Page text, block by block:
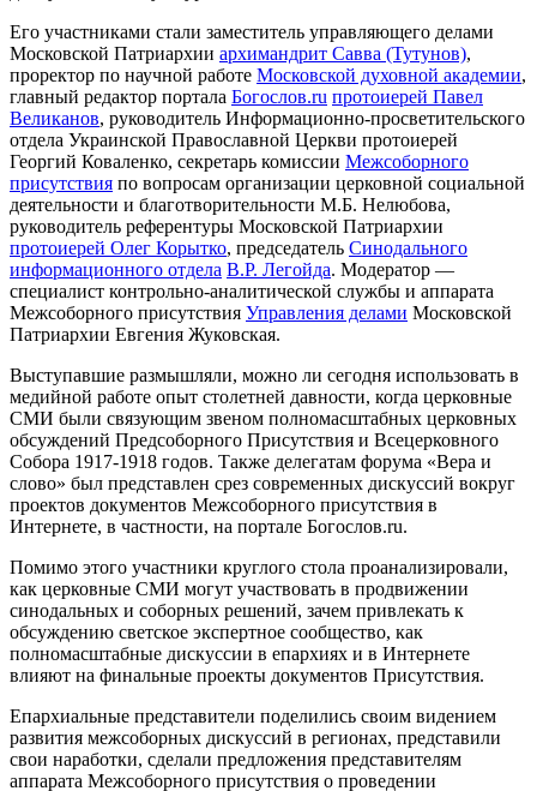
Его участниками стали заместитель управляющего делами
Московской Патриархии архимандрит Савва (Тутунов),
проректор по научной работе Московской духовной академии,
главный редактор портала Богослов.ru протоиерей Павел
Великанов, руководитель Информационно-просветительского
отдела Украинской Православной Церкви протоиерей
Георгий Коваленко, секретарь комиссии Межсоборного
присутствия по вопросам организации церковной социальной
деятельности и благотворительности М.Б. Нелюбова,
руководитель референтуры Московской Патриархии
протоиерей Олег Корытко, председатель Синодального
информационного отдела В.Р. Легойда. Модератор —
специалист контрольно-аналитической службы и аппарата
Межсоборного присутствия Управления делами Московской
Патриархии Евгения Жуковская.
Выступавшие размышляли, можно ли сегодня использовать в
медийной работе опыт столетней давности, когда церковные
СМИ были связующим звеном полномасштабных церковных
обсуждений Предсоборного Присутствия и Всецерковного
Собора 1917-1918 годов. Также делегатам форума «Вера и
слово» был представлен срез современных дискуссий вокруг
проектов документов Межсоборного присутствия в
Интернете, в частности, на портале Богослов.ru.
Помимо этого участники круглого стола проанализировали,
как церковные СМИ могут участвовать в продвижении
синодальных и соборных решений, зачем привлекать к
обсуждению светское экспертное сообщество, как
полномасштабные дискуссии в епархиях и в Интернете
влияют на финальные проекты документов Присутствия.
Епархиальные представители поделились своим видением
развития межсоборных дискуссий в регионах, представили
свои наработки, сделали предложения представителям
аппарата Межсоборного присутствия о проведении